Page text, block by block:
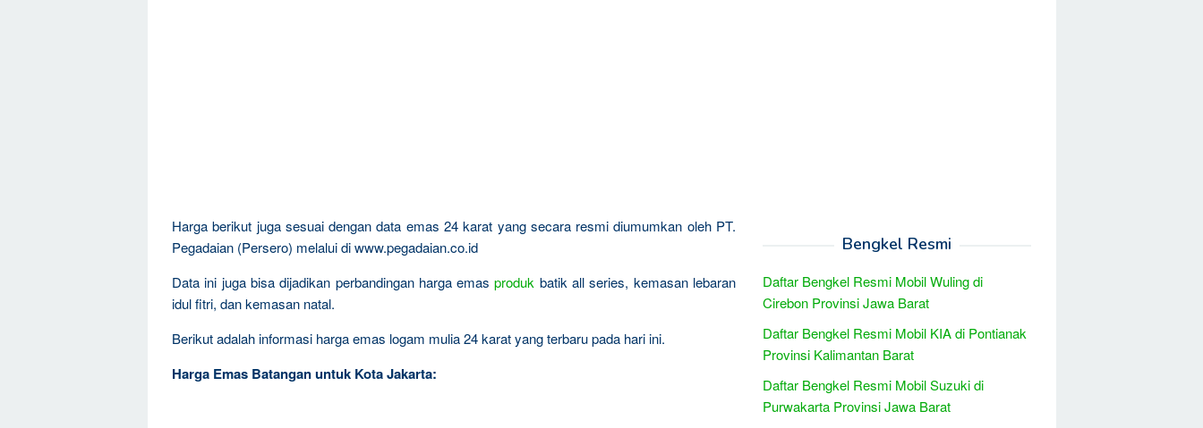
Harga berikut juga sesuai dengan data emas 24 karat yang secara resmi diumumkan oleh PT.
Pegadaian (Persero) melalui di www.pegadaian.co.id
Data ini juga bisa dijadikan perbandingan harga emasproduk batik all series, kemasan lebaran
idul fitri, dan kemasan natal.
Berikut adalah informasi harga emas logam mulia 24 karat yang terbaru pada hari ini.
Harga Emas Batangan untuk Kota Jakarta:
Bengkel Resmi
Daftar Bengkel Resmi Mobil Wuling di
Cirebon Provinsi Jawa Barat
Daftar Bengkel Resmi Mobil KIA di Pontianak
Provinsi Kalimantan Barat
Daftar Bengkel Resmi Mobil Suzuki di
Purwakarta Provinsi Jawa Barat